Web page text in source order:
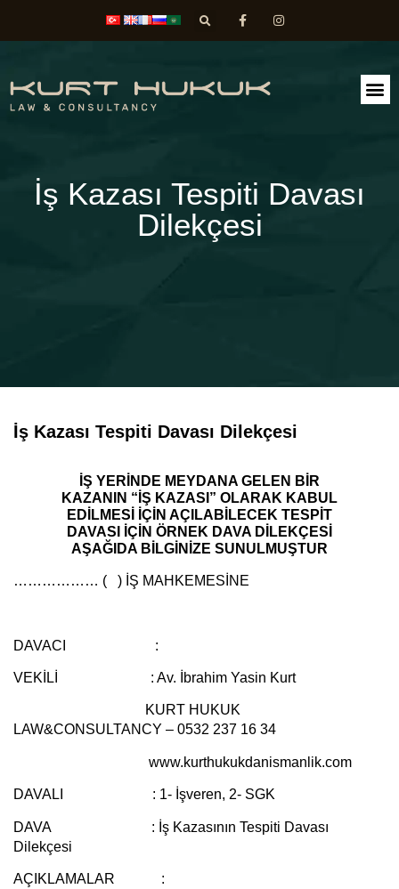
İş Kazası Tespiti Davası
Dilekçesi
İş Kazası Tespiti Davası Dilekçesi
İŞ YERİNDE MEYDANA GELEN BİR
KAZANIN “İŞ KAZASI” OLARAK KABUL
EDİLMESİ İÇİN AÇILABİLECEK TESPİT
DAVASI İÇİN ÖRNEK DAVA DİLEKÇESİ
AŞAĞIDA BİLGİNİZE SUNULMUŞTUR
……………… ( ) İŞ MAHKEMESİNE
DAVACI :
VEKİLİ : Av. İbrahim Yasin Kurt
KURT HUKUK
LAW&CONSULTANCY – 0532 237 16 34
www.kurthukukdanismanlik.com
DAVALI : 1- İşveren, 2- SGK
DAVA : İş Kazasının Tespiti Davası
Dilekçesi
AÇIKLAMALAR :